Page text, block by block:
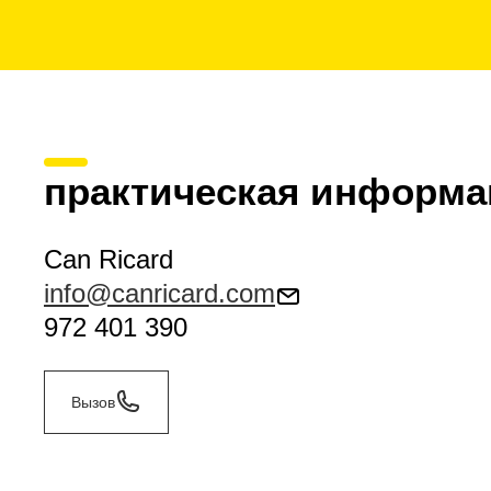
практическая
Can Ricard
info@canricard.com
972 401 390
Вызов